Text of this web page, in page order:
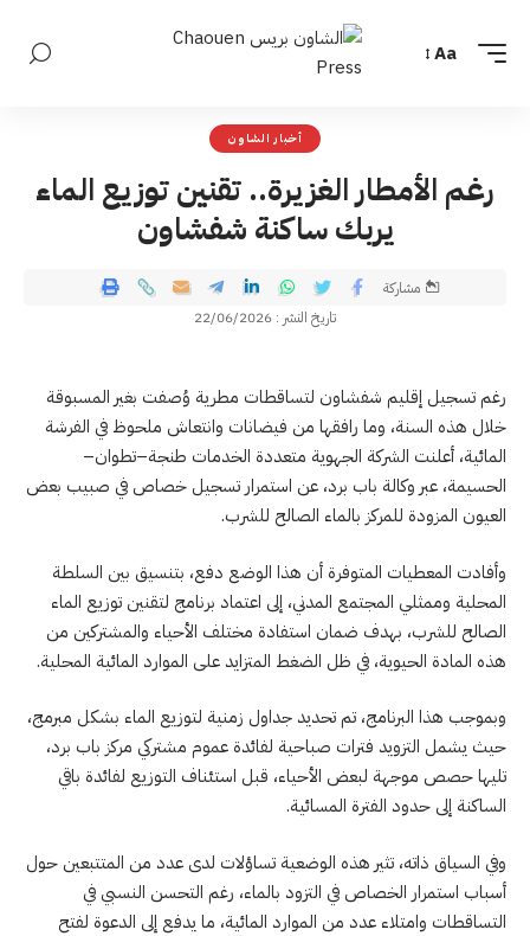
Aa
أخبار الشاون
رغم الأمطار الغزيرة.. تقنين توزيع الماء
يربك ساكنة شفشاون
تاريخ النشر : 22/06/2026
مشاركة
رغم تسجيل إقليم شفشاون لتساقطات مطرية وُصفت بغير المسبوقة
خلال هذه السنة، وما رافقها من فيضانات وانتعاش ملحوظ في الفرشة
المائية، أعلنت الشركة الجهوية متعددة الخدمات طنجة–تطوان–
الحسيمة، عبر وكالة باب برد، عن استمرار تسجيل خصاص في صبيب بعض
العيون المزودة للمركز بالماء الصالح للشرب.
وأفادت المعطيات المتوفرة أن هذا الوضع دفع، بتنسيق بين السلطة
المحلية وممثلي المجتمع المدني، إلى اعتماد برنامج لتقنين توزيع الماء
الصالح للشرب، بهدف ضمان استفادة مختلف الأحياء والمشتركين من
هذه المادة الحيوية، في ظل الضغط المتزايد على الموارد المائية المحلية.
وبموجب هذا البرنامج، تم تحديد جداول زمنية لتوزيع الماء بشكل مبرمج،
حيث يشمل التزويد فترات صباحية لفائدة عموم مشتركي مركز باب برد،
تليها حصص موجهة لبعض الأحياء، قبل استئناف التوزيع لفائدة باقي
الساكنة إلى حدود الفترة المسائية.
وفي السياق ذاته، تثير هذه الوضعية تساؤلات لدى عدد من المتتبعين حول
أسباب استمرار الخصاص في التزود بالماء، رغم التحسن النسبي في
التساقطات وامتلاء عدد من الموارد المائية، ما يدفع إلى الدعوة لفتح